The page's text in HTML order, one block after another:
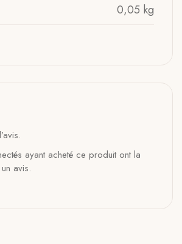
0,05 kg
ayant acheté ce produit ont la
avis.